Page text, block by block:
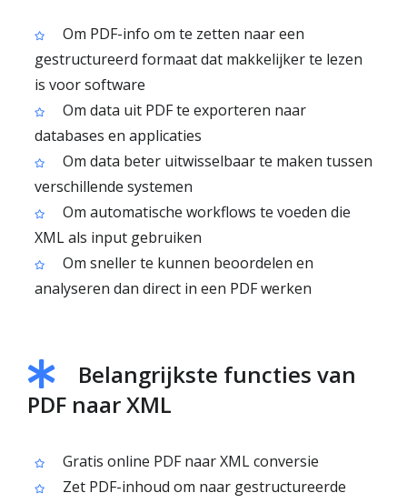
Om PDF-info om te zetten naar een
gestructureerd formaat dat makkelijker te lezen
is voor software
Om data uit PDF te exporteren naar
databases en applicaties
Om data beter uitwisselbaar te maken tussen
verschillende systemen
Om automatische workflows te voeden die
XML als input gebruiken
Om sneller te kunnen beoordelen en
analyseren dan direct in een PDF werken
Belangrijkste functies van
PDF naar XML
Gratis online PDF naar XML conversie
Zet PDF-inhoud om naar gestructureerde